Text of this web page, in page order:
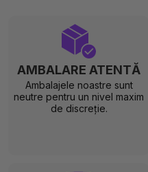
AMBALARE ATENTĂ
Ambalajele noastre sunt
neutre pentru un nivel maxim
de discreție.